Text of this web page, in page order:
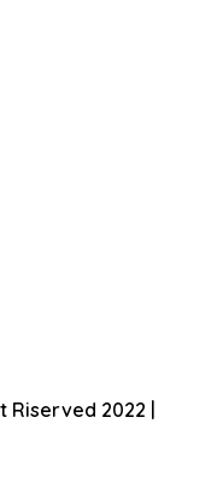
Riserved 2022 |